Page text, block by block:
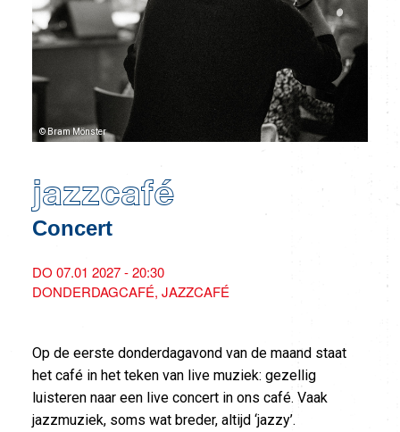
© Bram Mönster
jazzcafé
Concert
DO 07.01 2027 - 20:30
DONDERDAGCAFÉ JAZZCAFÉ
Op de eerste donderdagavond van de maand staat
het café in het teken van live muziek: gezellig
luisteren naar een live concert in ons café. Vaak
jazzmuziek, soms wat breder, altijd ‘jazzy’.